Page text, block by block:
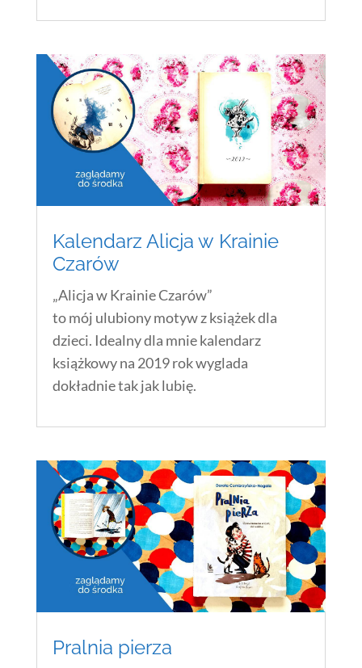
Kalendarz Alicja w Krainie
Czarów
„Alicja w Krainie Czarów”
to mój ulubiony motyw z książek dla
dzieci. Idealny dla mnie kalendarz
książkowy na 2019 rok wyglada
dokładnie tak jak lubię.
Pralnia pierza